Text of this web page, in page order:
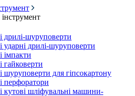
дрилі-шуруповерти
ударні дрилі-шуруповерти
імпакти
гайковерти
шуруповерти для гіпсокартону
перфоратори
кутові шліфувальні машини-